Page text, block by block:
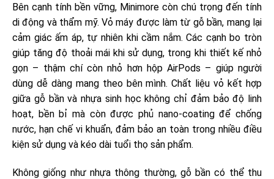
Bên cạnh tính bền vững, Minimore còn chú trọng đến tính
di động và thẩm mỹ. Vỏ máy được làm từ gỗ bần, mang lại
cảm giác ấm áp, tự nhiên khi cầm nắm. Các cạnh bo tròn
giúp tăng độ thoải mái khi sử dụng, trong khi thiết kế nhỏ
gọn – thậm chí còn nhỏ hơn hộp AirPods – giúp người
dùng dễ dàng mang theo bên mình. Chất liệu vỏ kết hợp
giữa gỗ bần và nhựa sinh học không chỉ đảm bảo độ linh
hoạt, bền bỉ mà còn được phủ nano-coating để chống
nước, hạn chế vi khuẩn, đảm bảo an toàn trong nhiều điều
kiện sử dụng và kéo dài tuổi thọ sản phẩm.
Không giống như nhựa thông thường, gỗ bần có thể thu